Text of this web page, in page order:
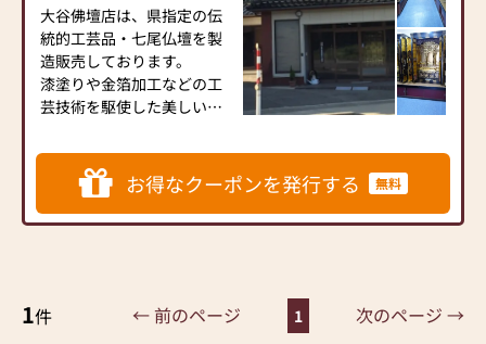
大谷佛壇店は、県指定の伝
統的工芸品・七尾仏壇を製
造販売しております。
漆塗りや金箔加工などの工
芸技術を駆使した美しい七
ご覧ください。
当店は七尾市直津町・七尾
田鶴浜バイパスからすぐの
県道116号線沿いにあり、お
お得なクーポンを発行する 無料
1件 ← 前のページ 1 次のページ →